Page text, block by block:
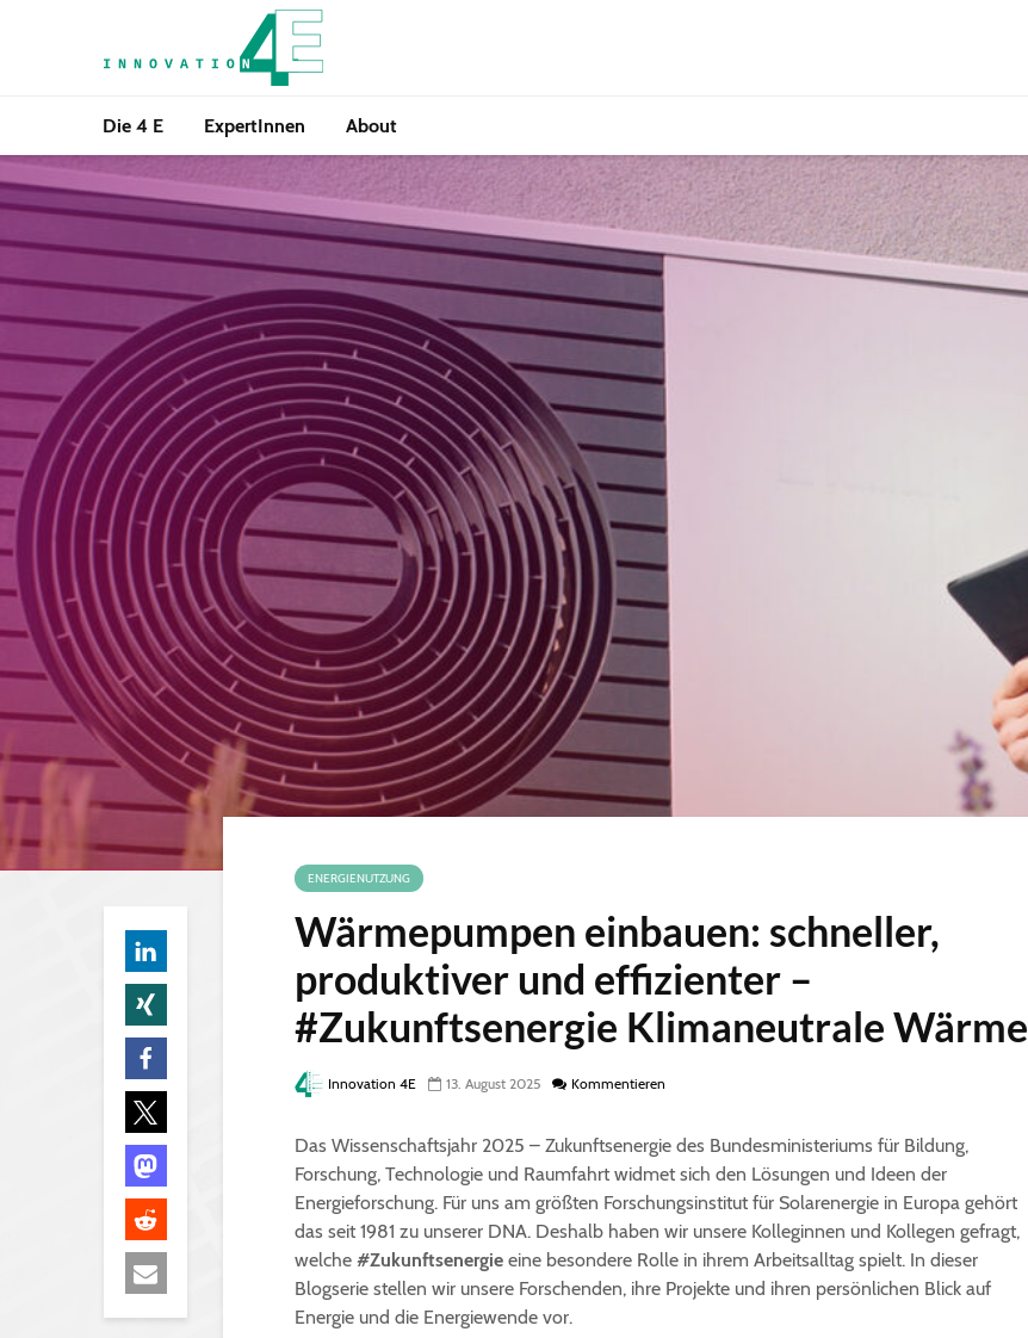
Die 4 E ExpertInnen About
ENERGIENUTZUNG
Wärmepumpen einbauen: schneller,
produktiver und effizienter –
#Zukunftsenergie Klimaneutrale Wärme
Innovation 4E 13. August 2025 Kommentieren
Das Wissenschaftsjahr 2025 – Zukunftsenergie des Bundesministeriums für Bildung,
Forschung, Technologie und Raumfahrt widmet sich den Lösungen und Ideen der
Energieforschung. Für uns am größten Forschungsinstitut für Solarenergie in Europa gehört
das seit 1981 zu unserer DNA. Deshalb haben wir unsere Kolleginnen und Kollegen gefragt,
welche #Zukunftsenergie eine besondere Rolle in ihrem Arbeitsalltag spielt. In dieser
Blogserie stellen wir unsere Forschenden, ihre Projekte und ihren persönlichen Blick auf
Energie und die Energiewende vor.